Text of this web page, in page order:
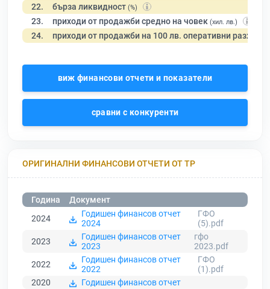
22. бърза ликвидност (%)
23. приходи от продажби средно на човек (хил. лв.)
24. приходи от продажби на 100 лв. оперативни разходи
виж финансови отчети и показатели
сравни с конкуренти
ОРИГИНАЛНИ ФИНАНСОВИ ОТЧЕТИ ОТ ТР
Година
Документ
2024
Годишен финансов отчет
2024
ГФО
(5).pdf
2023
Годишен финансов отчет
2023
гфо
2023.pdf
2022
Годишен финансов отчет
2022
ГФО
(1).pdf
2020
Годишен финансов отчет